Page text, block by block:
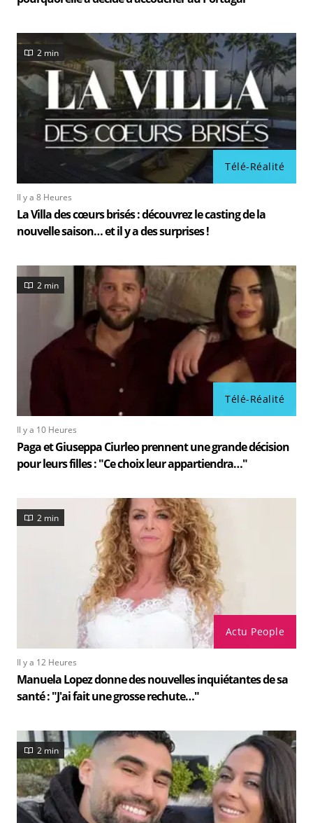
Télé-Réalité
2 min
Il y a 8 Heures
La Villa des cœurs brisés : découvrez le casting de la
nouvelle saison… et il y a des surprises !
Télé-Réalité
2 min
Il y a 10 Heures
Paga et Giuseppa Ciurleo prennent une grande décision
pour leurs filles : "Ce choix leur appartiendra…"
Actu People
2 min
Il y a 12 Heures
Manuela Lopez donne des nouvelles inquiétantes de sa
santé : "J'ai fait une grosse rechute…"
2 min